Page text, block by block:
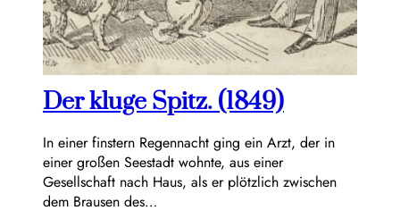
Der kluge Spitz. (1849)
In einer finstern Regennacht ging ein Arzt, der in
einer großen Seestadt wohnte, aus einer
Gesellschaft nach Haus, als er plötzlich zwischen
dem Brausen des…